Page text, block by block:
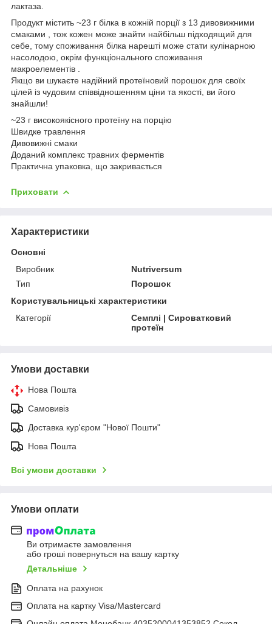
лактаза.
Продукт містить ~23 г білка в кожній порції з 13 дивовижними
смаками , тож кожен може знайти найбільш підходящий для
себе, тому споживання білка нарешті може стати кулінарною
насолодою, окрім функціонального споживання
макроелементів .
Якщо ви шукаєте надійний протеїновий порошок для своїх
цілей із чудовим співвідношенням ціни та якості, ви його
знайшли!
~23 г високоякісного протеїну на порцію
Швидке травлення
Дивовижні смаки
Доданий комплекс травних ферментів
Практична упаковка, що закривається
Приховати
Характеристики
Основні
Виробник
Nutriversum
Тип
Порошок
Користувальницькі характеристики
Категорії
Семплі | Сироватковий
протеїн
Умови доставки
Нова Пошта
Самовивіз
Доставка кур'єром "Нової Пошти"
Нова Пошта
Всі умови доставки
Умови оплати
Ви отримаєте замовлення
або гроші повернуться на вашу картку
Детальніше
Оплата на рахунок
Оплата на картку Visa/Mastercard